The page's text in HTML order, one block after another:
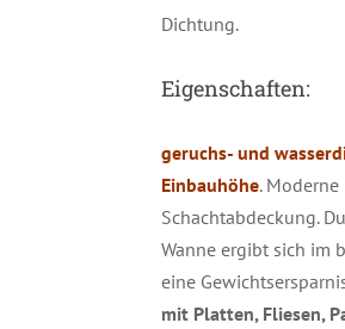
Dichtung.
Eigenschaften:
geruchs- und
Einbauhöhe.
Schachtabdeckung.
Wanne ergibt sich im
eine
mit Platten, Fliesen,